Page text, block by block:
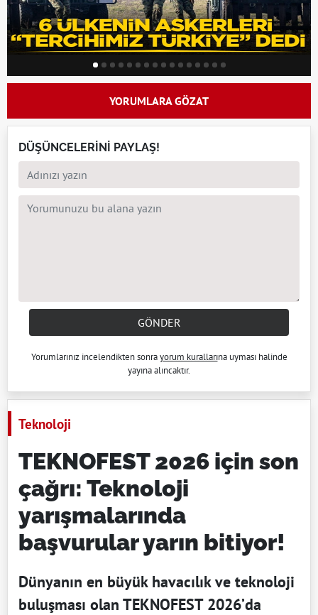
YORUMLARA GÖZAT
DÜŞÜNCELERİNİ PAYLAŞ!
GÖNDER
Yorumlarınız incelendikten sonrayorum kurallarına uyması halinde
yayına alıncaktır.
Teknoloji
TEKNOFEST 2026 için son
çağrı: Teknoloji
yarışmalarında
başvurular yarın bitiyor!
Dünyanın en büyük havacılık ve teknoloji
buluşması olan TEKNOFEST 2026’da